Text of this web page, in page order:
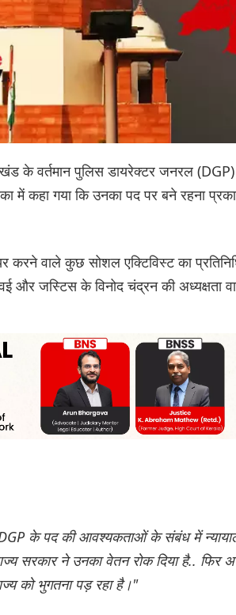
के वर्तमान पुलिस डायरेक्टर जनरल
में कहा गया कि उनका पद पर बने रहना
करने वाले कुछ सोशल एक्टिविस्ट का
और जस्टिस के विनोद चंद्रन की अध्यक्षता
के पद की आवश्यकताओं के संबंध में
सरकार ने उनका वेतन रोक दिया है..
को भुगतना पड़ रहा है।"